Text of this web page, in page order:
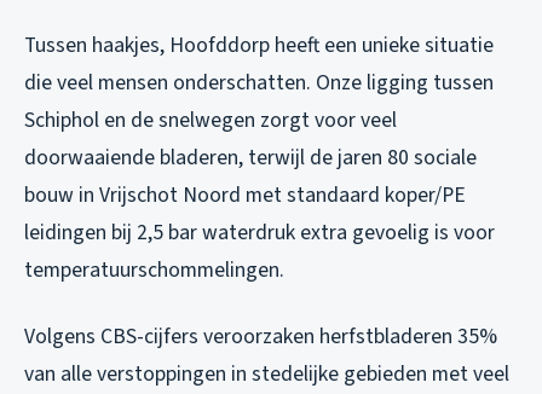
Tussen haakjes, Hoofddorp heeft een unieke situatie
die veel mensen onderschatten. Onze ligging tussen
Schiphol en de snelwegen zorgt voor veel
doorwaaiende bladeren, terwijl de jaren 80 sociale
bouw in Vrijschot Noord met standaard koper/PE
leidingen bij 2,5 bar waterdruk extra gevoelig is voor
temperatuurschommelingen.
Volgens CBS-cijfers veroorzaken herfstbladeren 35%
van alle verstoppingen in stedelijke gebieden met veel